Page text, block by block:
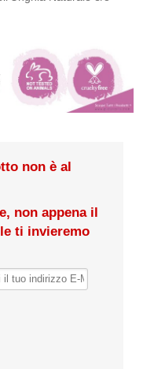
non è al
non appena il
ti invieremo